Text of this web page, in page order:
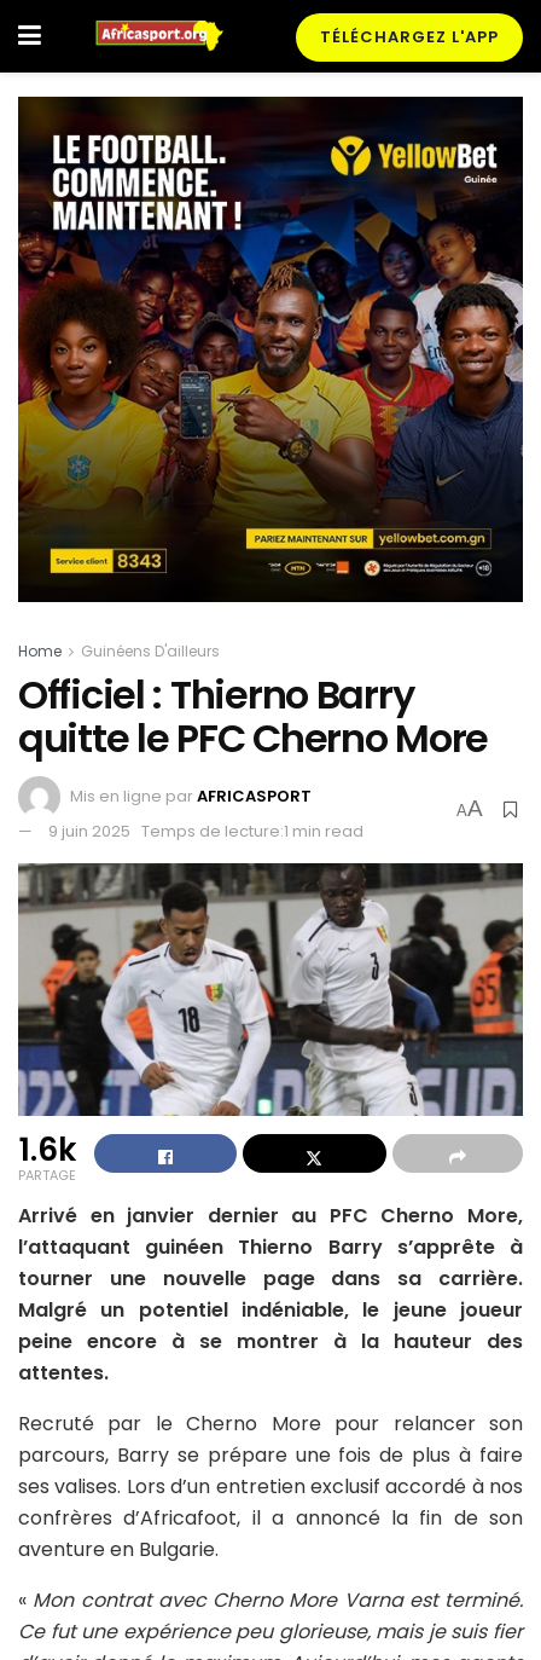
TÉLÉCHARGEZ L'APP
Home Guinéens D'ailleurs
Officiel : Thierno Barry
quitte le PFC Cherno More
Mis en ligne parAFRICASPORT
9 juin 2025 Temps de lecture:1 min read
AA
1.6k
PARTAGE
Arrivé en janvier dernier au PFC Cherno More,
l’attaquant guinéen Thierno Barry s’apprête à
tourner une nouvelle page dans sa carrière.
Malgré un potentiel indéniable, le jeune joueur
peine encore à se montrer à la hauteur des
attentes.
Recruté par le Cherno More pour relancer son
parcours, Barry se prépare une fois de plus à faire
ses valises. Lors d’un entretien exclusif accordé à nos
confrères d’Africafoot, il a annoncé la fin de son
aventure en Bulgarie.
« Mon contrat avec Cherno More Varna est terminé.
Ce fut une expérience peu glorieuse, mais je suis fier